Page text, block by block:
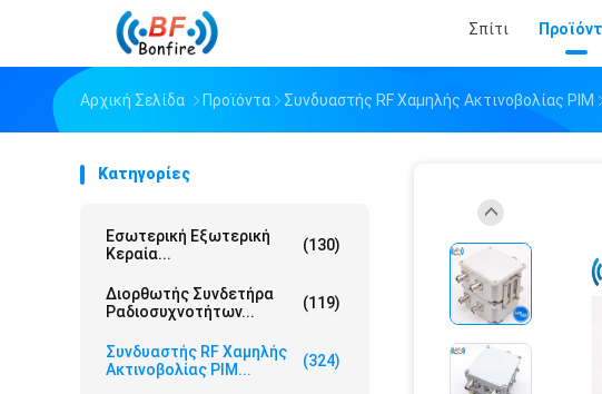
Σπίτι
Αρχική Σελίδα Προϊόντα Συνδυαστής RF Χαμηλής Ακτινοβολίας PIM
Κατηγορίες
Εσωτερική Εξωτερική
Κεραία...
(130)
Διορθωτής Συνδετήρα
Ραδιοσυχνοτήτων...
(119)
Συνδυαστής RF Χαμηλής
Ακτινοβολίας PIM...
(324)